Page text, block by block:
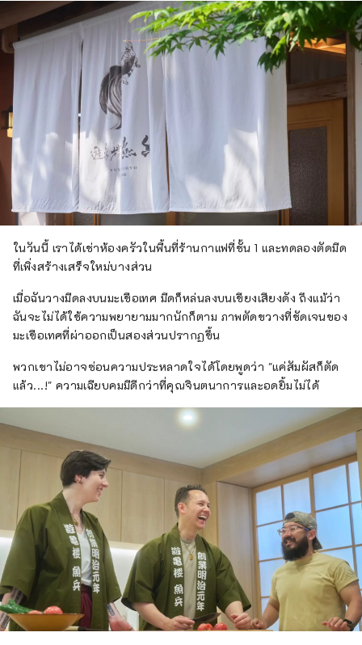
ในวันนี้ เราได้เช่าห้องครัวในพื้นที่ร้านกาแฟที่ชั้น 1 และทดลองตัดมีด
ที่เพิ่งสร้างเสร็จใหม่บางส่วน
เมื่อฉันวางมีดลงบนมะเขือเทศ มีดก็หล่นลงบนเขียงเสียงดัง ถึงแม้ว่า
ฉันจะไม่ได้ใช้ความพยายามมากนักก็ตาม ภาพตัดขวางที่ชัดเจนของ
มะเขือเทศที่ผ่าออกเป็นสองส่วนปรากฏขึ้น
พวกเขาไม่อาจซ่อนความประหลาดใจได้โดยพูดว่า "แค่สัมผัสก็ตัด
แล้ว...!" ความเฉียบคมมีดีกว่าที่คุณจินตนาการและอดยิ้มไม่ได้